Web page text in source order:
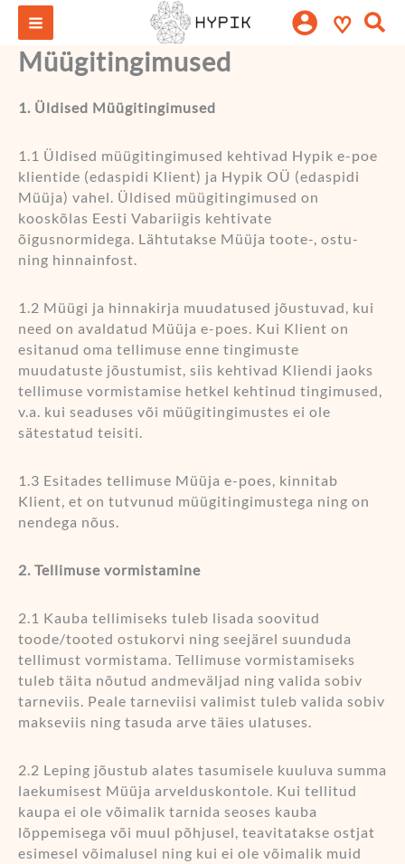
Skip
content
♡ Otsi:
Müügitingimused
1. Üldised Müügitingimused
1.1 Üldised müügitingimused kehtivad Hypik e-poe
klientide (edaspidi Klient) ja Hypik OÜ (edaspidi
Müüja) vahel. Üldised müügitingimused on
kooskõlas Eesti Vabariigis kehtivate
õigusnormidega. Lähtutakse Müüja toote-, ostu-
ning hinnainfost.
1.2 Müügi ja hinnakirja muudatused jõustuvad, kui
need on avaldatud Müüja e-poes. Kui Klient on
esitanud oma tellimuse enne tingimuste
muudatuste jõustumist, siis kehtivad Kliendi jaoks
tellimuse vormistamise hetkel kehtinud tingimused,
v.a. kui seaduses või müügitingimustes ei ole
sätestatud teisiti.
1.3 Esitades tellimuse Müüja e-poes, kinnitab
Klient, et on tutvunud müügitingimustega ning on
nendega nõus.
2. Tellimuse vormistamine
2.1 Kauba tellimiseks tuleb lisada soovitud
toode/tooted ostukorvi ning seejärel suunduda
tellimust vormistama. Tellimuse vormistamiseks
tuleb täita nõutud andmeväljad ning valida sobiv
tarneviis. Peale tarneviisi valimist tuleb valida sobiv
makseviis ning tasuda arve täies ulatuses.
2.2 Leping jõustub alates tasumisele kuuluva summa
laekumisest Müüja arvelduskontole. Kui tellitud
kaupa ei ole võimalik tarnida seoses kauba
lõppemisega või muul põhjusel, teavitatakse ostjat
esimesel võimalusel ning kui ei ole võimalik muid